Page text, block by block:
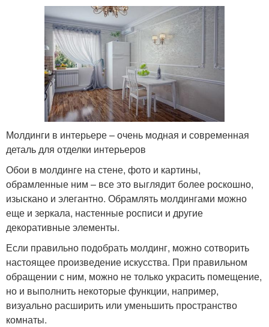
Молдинги в интерьере – очень модная и современная
деталь для отделки интерьеров
Обои в молдинге на стене, фото и картины,
обрамленные ним – все это выглядит более роскошно,
изыскано и элегантно. Обрамлять молдингами можно
еще и зеркала, настенные росписи и другие
декоративные элементы.
Если правильно подобрать молдинг, можно сотворить
настоящее произведение искусства. При правильном
обращении с ним, можно не только украсить помещение,
но и выполнить некоторые функции, например,
визуально расширить или уменьшить пространство
комнаты.